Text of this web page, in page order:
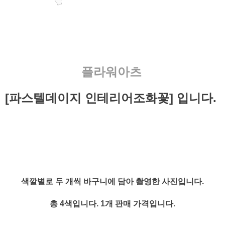
플라워아츠
[파스텔데이지 인테리어조화꽃] 입니다.
색깔별로 두 개씩 바구니에 담아 촬영한 사진입니다.
총 4색입니다. 1개 판매 가격입니다.